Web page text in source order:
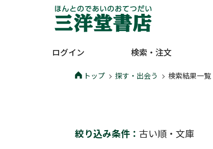
ログイン 検索・注文
トップ 探す・出会う 検索結果一覧
絞り込み条件： 古い順 ・ 文庫